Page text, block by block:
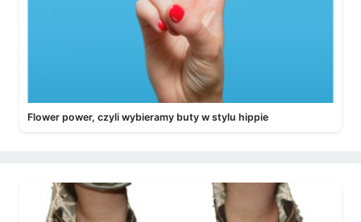
Flower power, czyli wybieramy buty w stylu hippie